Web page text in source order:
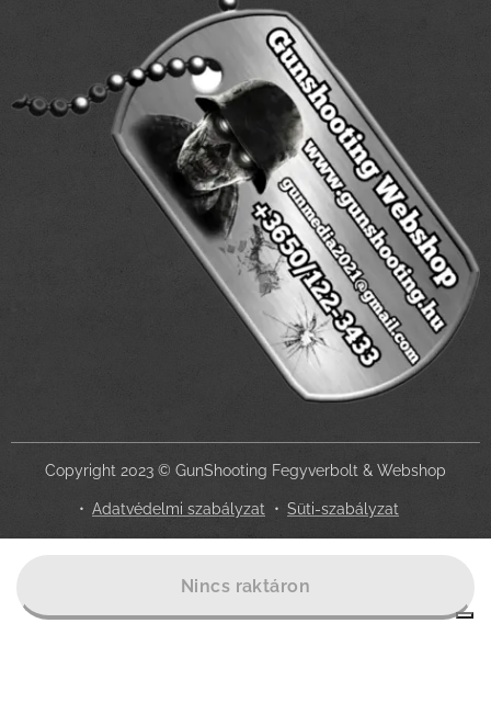
Nincs raktáron
Copyright 2023 © GunShooting Fegyverbolt & Webshop
Adatvédelmi szabályzat Süti-szabályzat
Értesítés adatgyűjtéskor